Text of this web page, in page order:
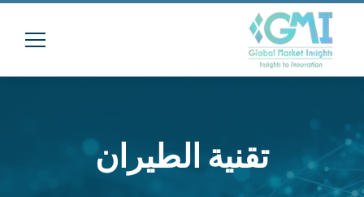
تقنية الطيران